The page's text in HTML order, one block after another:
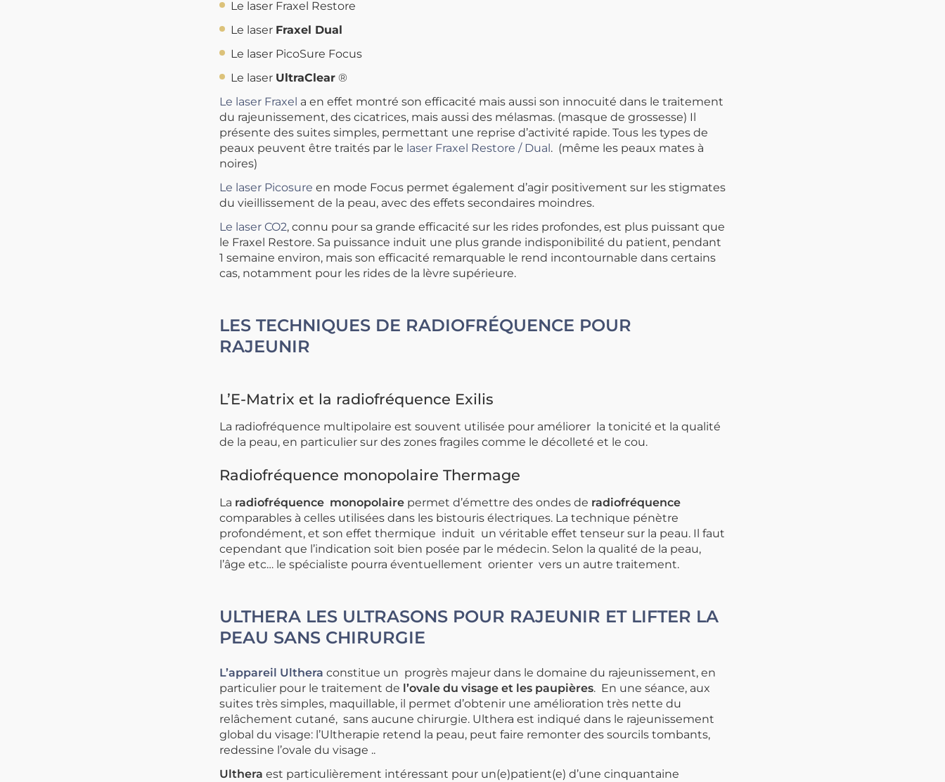
Le laser Fraxel Restore
Le laser Fraxel Dual
Le laser PicoSure Focus
Le laser UltraClear ®
Le laser Fraxel a en effet montré son efficacité mais aussi son innocuité dans le traitement
du rajeunissement, des cicatrices, mais aussi des mélasmas. (masque de grossesse) Il
présente des suites simples, permettant une reprise d’activité rapide. Tous les types de
peaux peuvent être traités par le laser Fraxel Restore / Dual. (même les peaux mates à
noires)
Le laser Picosure en mode Focus permet également d’agir positivement sur les stigmates
du vieillissement de la peau, avec des effets secondaires moindres.
Le laser CO2, connu pour sa grande efficacité sur les rides profondes, est plus puissant que
le Fraxel Restore. Sa puissance induit une plus grande indisponibilité du patient, pendant
1 semaine environ, mais son efficacité remarquable le rend incontournable dans certains
cas, notamment pour les rides de la lèvre supérieure.
LES TECHNIQUES DE RADIOFRÉQUENCE POUR
RAJEUNIR
L’E-Matrix et la radiofréquence Exilis
La radiofréquence multipolaire est souvent utilisée pour améliorer la tonicité et la qualité
de la peau, en particulier sur des zones fragiles comme le décolleté et le cou.
Radiofréquence monopolaire Thermage
La radiofréquence monopolaire permet d’émettre des ondes de radiofréquence
comparables à celles utilisées dans les bistouris électriques. La technique pénètre
profondément, et son effet thermique induit un véritable effet tenseur sur la peau. Il faut
cependant que l’indication soit bien posée par le médecin. Selon la qualité de la peau,
l’âge etc… le spécialiste pourra éventuellement orienter vers un autre traitement.
ULTHERA LES ULTRASONS POUR RAJEUNIR ET LIFTER LA
PEAU SANS CHIRURGIE
L’appareil Ulthera constitue un progrès majeur dans le domaine du rajeunissement, en
particulier pour le traitement de l’ovale du visage et les paupières. En une séance, aux
suites très simples, maquillable, il permet d’obtenir une amélioration très nette du
relâchement cutané, sans aucune chirurgie. Ulthera est indiqué dans le rajeunissement
global du visage: l’Ultherapie retend la peau, peut faire remonter des sourcils tombants,
redessine l’ovale du visage ..
Ulthera est particulièrement intéressant pour un(e)patient(e) d’une cinquantaine